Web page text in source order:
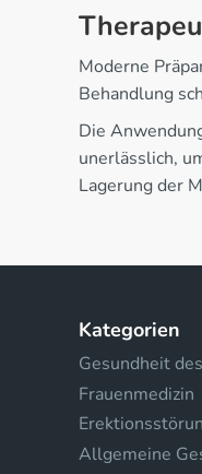
Moderne
Behandlung
Die
unerlässlich,
Lagerung der
Kategorien
Gesundheit
Frauenmedizin
Allgemeine